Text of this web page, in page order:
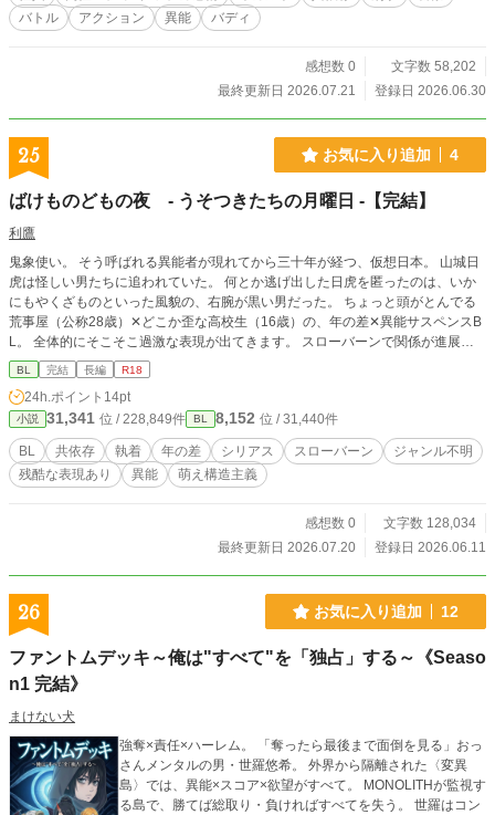
バトル
アクション 異能 バディ
感想数 0
文字数 58,202
最終更新日 2026.07.21
登録日 2026.06.30
25 お気に入り追加 4
ばけものどもの夜 - うそつきたちの月曜日 -【完結】
利鷹
鬼象使い。 そう呼ばれる異能者が現れてから三十年が経つ、仮想日本。 山城日
虎は怪しい男たちに追われていた。 何とか逃げ出した日虎を匿ったのは、いか
にもやくざものといった風貌の、右腕が黒い男だった。 ちょっと頭がとんでる
荒事屋（公称28歳）✕どこか歪な高校生（16歳）の、年の差✕異能サスペンスB
L。 全体的にそこそこ過激な表現が出てきます。 スローバーンで関係が進展す
るのにかなり時間がかかりますが、後半エモと業でぶんなぐります。 カテゴラ
イズが難しい作品ですが、楽しんでいただければ幸いです。
BL 完結 長編 R18
24h.ポイント 14pt
小説 31,341 位 / 228,849件 BL 8,152 位 / 31,440件
BL 共依存 執着 年の差 シリアス スローバーン
ジャンル不明
残酷な表現あり
異能 萌え構造主義
感想数 0
文字数 128,034
最終更新日 2026.07.20
登録日 2026.06.11
26 お気に入り追加 12
ファントムデッキ～俺は"すべて"を「独占」する～《Seaso
n1 完結》
まけない犬
強奪×責任×ハーレム。 「奪ったら最後まで面倒を見る」おっ
さんメンタルの男・世羅悠希。 外界から隔離された〈変異
島〉では、異能×スコア×欲望がすべて。 MONOLITHが監視す
る島で、勝てば総取り・負ければすべてを失う。 世羅はコン